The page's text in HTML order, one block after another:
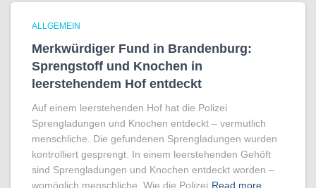
ALLGEMEIN
Merkwürdiger Fund in Brandenburg:
Sprengstoff und Knochen in
leerstehendem Hof entdeckt
Auf einem leerstehenden Hof hat die Polizei
Sprengladungen und Knochen entdeckt – vermutlich
menschliche. Die gefundenen Sprengladungen wurden
kontrolliert gesprengt. In einem leerstehenden Gehöft
sind Sprengladungen und Knochen entdeckt worden –
womöglich menschliche. Wie die Polizei Read more